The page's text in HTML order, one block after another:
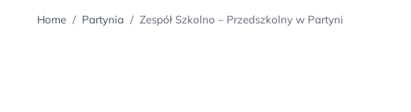
Home / Partynia / Zespół Szkolno – Przedszkolny w Partyni